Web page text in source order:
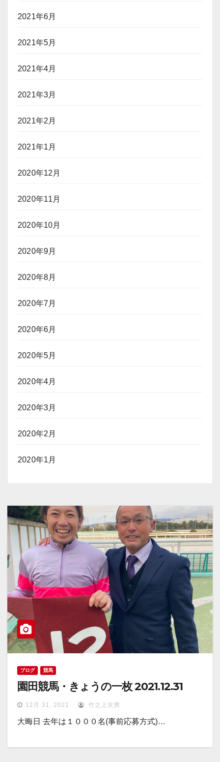
2021年6月
2021年5月
2021年4月
2021年3月
2021年2月
2021年1月
2020年12月
2020年11月
2020年10月
2020年9月
2020年8月
2020年7月
2020年6月
2020年5月
2020年4月
2020年3月
2020年2月
2020年1月
ブログ 競馬
園田競馬・きょうの一枚 2021.12.31
12月 31, 2021 竹之上次男
大晦日 去年は１０００名(事前応募方式)…